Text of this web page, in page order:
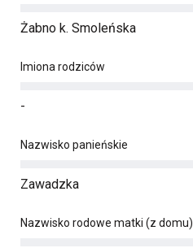
Żabno k. Smoleńska
Imiona rodziców
-
Nazwisko panieńskie
Zawadzka
Nazwisko rodowe matki (z domu)